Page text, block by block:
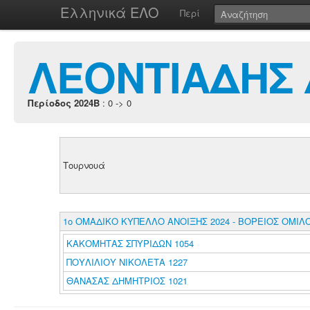
Ελληνικά ΕΛΟ Περί
ΛΕΟΝΤΙΑΔΗΣ
Περίοδος 2024B : 0 -> 0
Τουρνουά
1o ΟΜΑΔΙΚΟ ΚΥΠΕΛΛΟ ΑΝΟΙΞΗΣ 2024 - ΒΟΡΕΙΟΣ
ΚΑΚΟΜΗΤΑΣ ΣΠΥΡΙΔΩΝ 1054
ΠΟΥΛΙΛΙΟΥ ΝΙΚΟΛΕΤΑ 1227
ΘΑΝΑΣΑΣ ΔΗΜΗΤΡΙΟΣ 1021